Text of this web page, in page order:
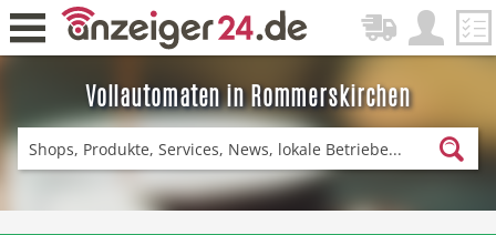
Vollautomaten in Rommerskirchen
Zurück
Einkaufen